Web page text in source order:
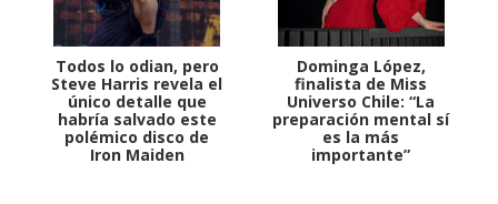
Todos lo odian, pero
Steve Harris revela el
único detalle que
habría salvado este
polémico disco de
Iron Maiden
Dominga López,
finalista de Miss
Universo Chile: “La
preparación mental sí
es la más
importante”